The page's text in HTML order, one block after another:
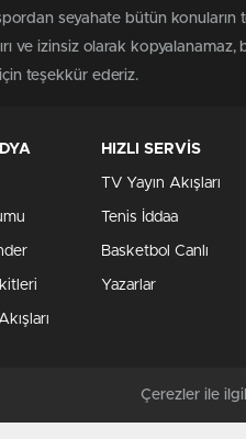
seyahate bütün
ve izinsiz olarak kopyalanamaz,
teşekkür ederiz.
HIZLI SERVİS
TV Yayın Akışları
Tenis İddaa
Basketbol Canlı
Yazarlar
Çerezler ile